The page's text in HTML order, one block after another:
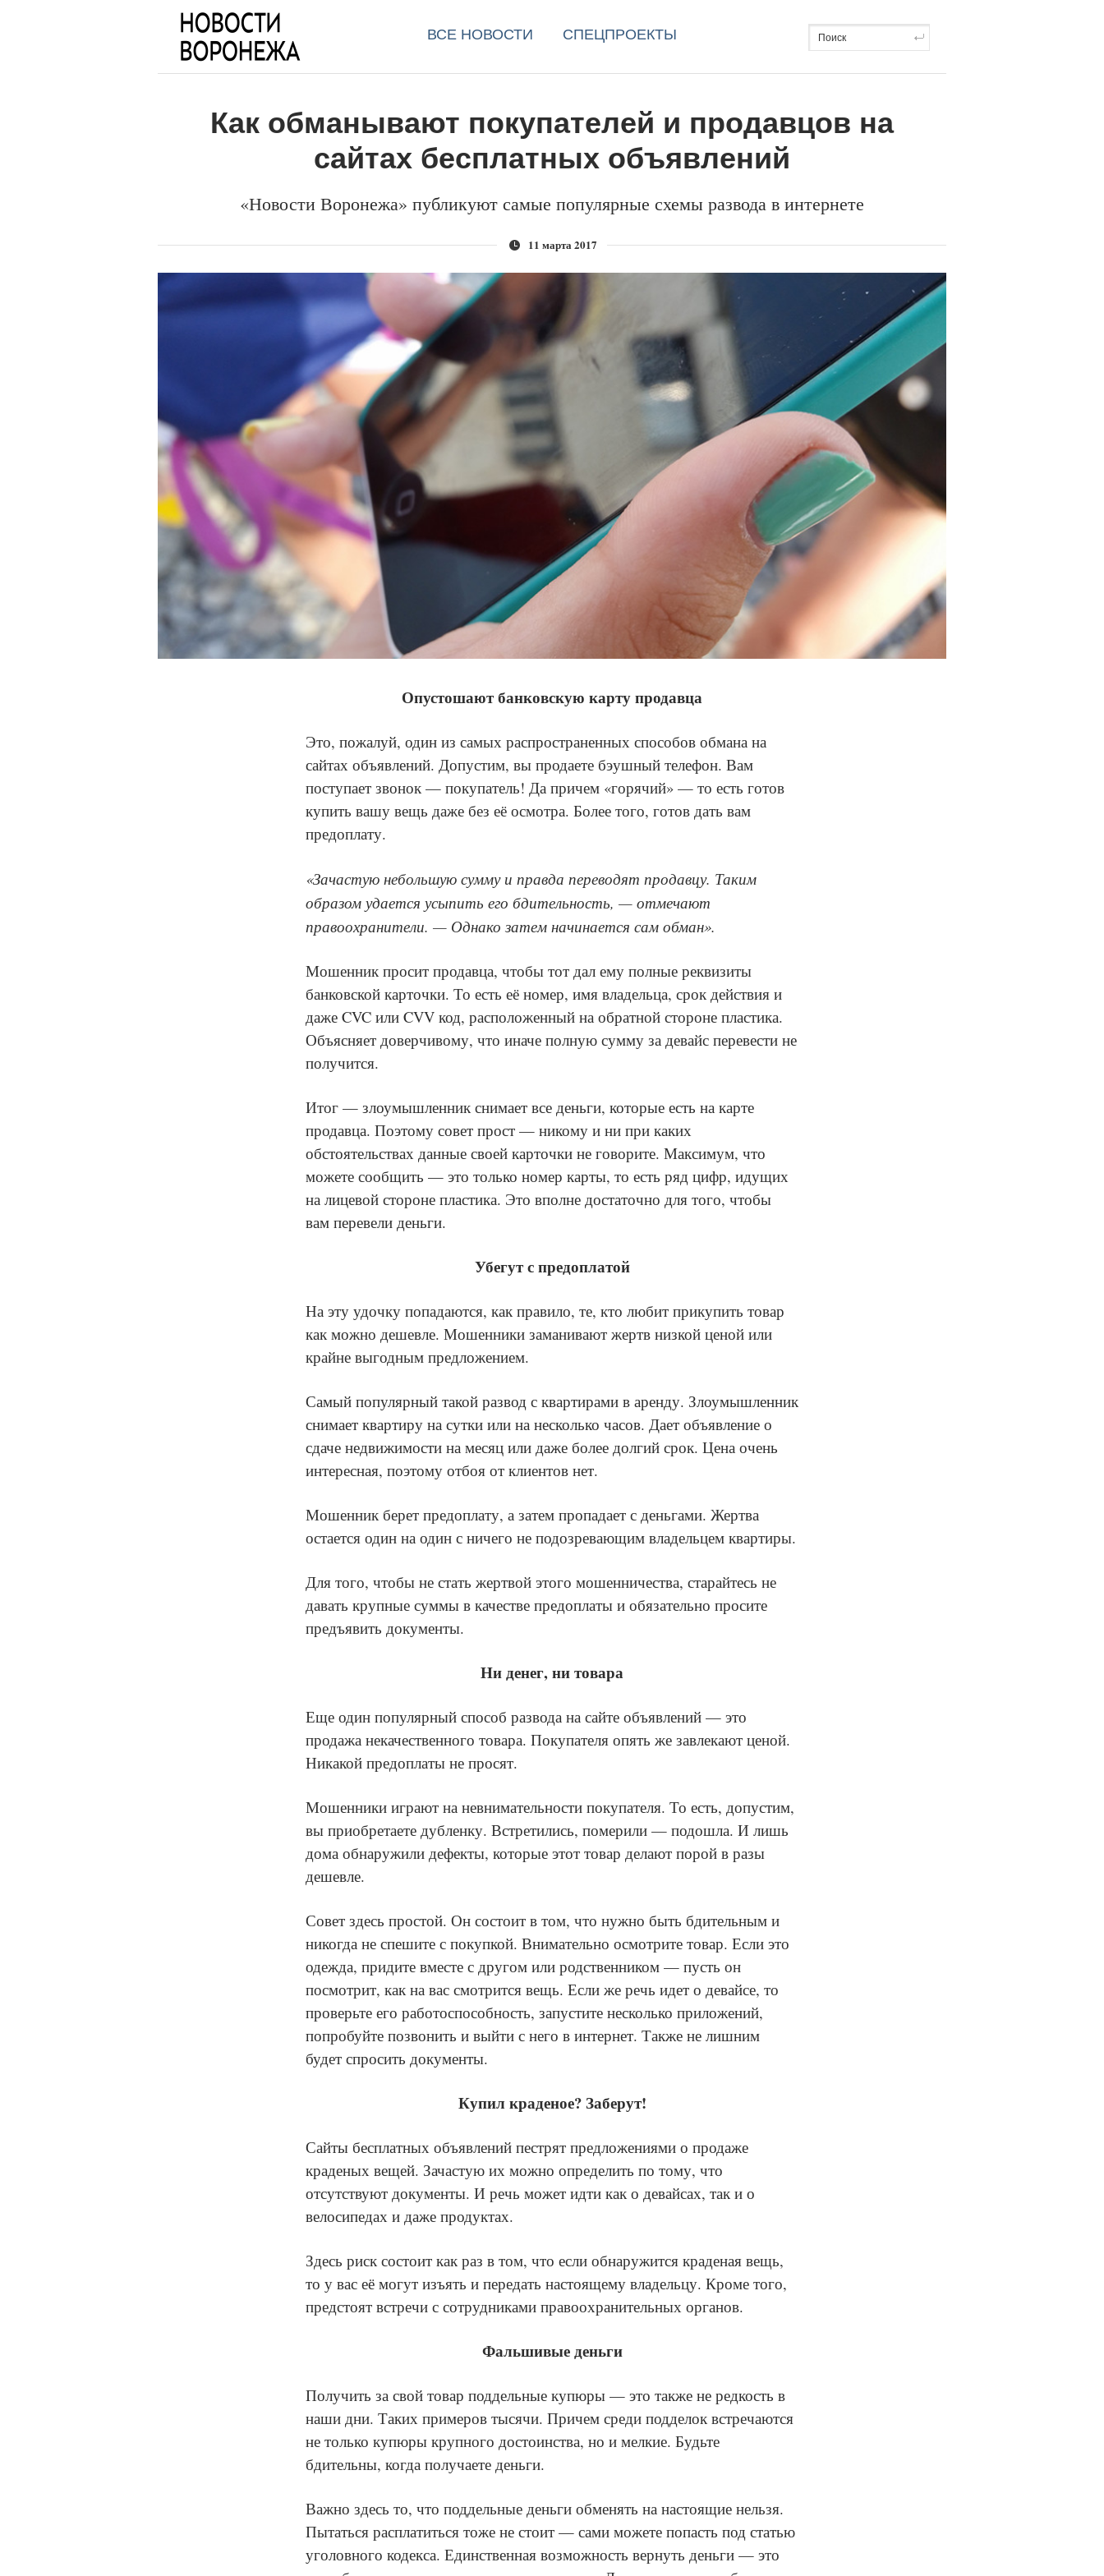
ВСЕ НОВОСТИ СПЕЦПРОЕКТЫ
Как обманывают покупателей и продавцов на
сайтах бесплатных объявлений
«Новости Воронежа» публикуют самые популярные схемы развода в интернете
11 марта 2017
Опустошают банковскую карту продавца
Это, пожалуй, один из самых распространенных способов обмана на
сайтах объявлений. Допустим, вы продаете бэушный телефон. Вам
поступает звонок — покупатель! Да причем «горячий» — то есть готов
купить вашу вещь даже без её осмотра. Более того, готов дать вам
предоплату.
«Зачастую небольшую сумму и правда переводят продавцу. Таким
образом удается усыпить его бдительность, — отмечают
правоохранители. — Однако затем начинается сам обман».
Мошенник просит продавца, чтобы тот дал ему полные реквизиты
банковской карточки. То есть её номер, имя владельца, срок действия и
даже CVC или CVV код, расположенный на обратной стороне пластика.
Объясняет доверчивому, что иначе полную сумму за девайс перевести не
получится.
Итог — злоумышленник снимает все деньги, которые есть на карте
продавца. Поэтому совет прост — никому и ни при каких
обстоятельствах данные своей карточки не говорите. Максимум, что
можете сообщить — это только номер карты, то есть ряд цифр, идущих
на лицевой стороне пластика. Это вполне достаточно для того, чтобы
вам перевели деньги.
Убегут с предоплатой
На эту удочку попадаются, как правило, те, кто любит прикупить товар
как можно дешевле. Мошенники заманивают жертв низкой ценой или
крайне выгодным предложением.
Самый популярный такой развод с квартирами в аренду. Злоумышленник
снимает квартиру на сутки или на несколько часов. Дает объявление о
сдаче недвижимости на месяц или даже более долгий срок. Цена очень
интересная, поэтому отбоя от клиентов нет.
Мошенник берет предоплату, а затем пропадает с деньгами. Жертва
остается один на один с ничего не подозревающим владельцем квартиры.
Для того, чтобы не стать жертвой этого мошенничества, старайтесь не
давать крупные суммы в качестве предоплаты и обязательно просите
предъявить документы.
Ни денег, ни товара
Еще один популярный способ развода на сайте объявлений — это
продажа некачественного товара. Покупателя опять же завлекают ценой.
Никакой предоплаты не просят.
Мошенники играют на невнимательности покупателя. То есть, допустим,
вы приобретаете дубленку. Встретились, померили — подошла. И лишь
дома обнаружили дефекты, которые этот товар делают порой в разы
дешевле.
Совет здесь простой. Он состоит в том, что нужно быть бдительным и
никогда не спешите с покупкой. Внимательно осмотрите товар. Если это
одежда, придите вместе с другом или родственником — пусть он
посмотрит, как на вас смотрится вещь. Если же речь идет о девайсе, то
проверьте его работоспособность, запустите несколько приложений,
попробуйте позвонить и выйти с него в интернет. Также не лишним
будет спросить документы.
Купил краденое? Заберут!
Сайты бесплатных объявлений пестрят предложениями о продаже
краденых вещей. Зачастую их можно определить по тому, что
отсутствуют документы. И речь может идти как о девайсах, так и о
велосипедах и даже продуктах.
Здесь риск состоит как раз в том, что если обнаружится краденая вещь,
то у вас её могут изъять и передать настоящему владельцу. Кроме того,
предстоят встречи с сотрудниками правоохранительных органов.
Фальшивые деньги
Получить за свой товар поддельные купюры — это также не редкость в
наши дни. Таких примеров тысячи. Причем среди подделок встречаются
не только купюры крупного достоинства, но и мелкие. Будьте
бдительны, когда получаете деньги.
Важно здесь то, что поддельные деньги обменять на настоящие нельзя.
Пытаться расплатиться тоже не стоит — сами можете попасть под статью
уголовного кодекса. Единственная возможность вернуть деньги — это